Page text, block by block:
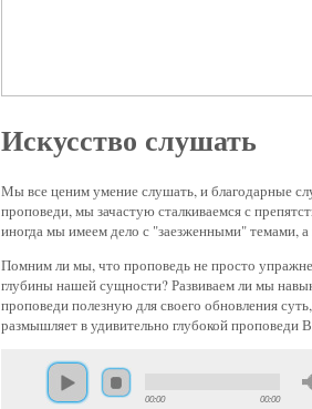
Искусство слушать
Мы все ценим умение слушать, и благодарные
проповеди, мы зачастую сталкиваемся с
иногда мы имеем дело с "заезженными" темами,
Помним ли мы, что проповедь не просто
глубины нашей сущности? Развиваем ли мы
проповеди полезную для своего обновления
размышляет в удивительно глубокой проповеди
00:00 00:00